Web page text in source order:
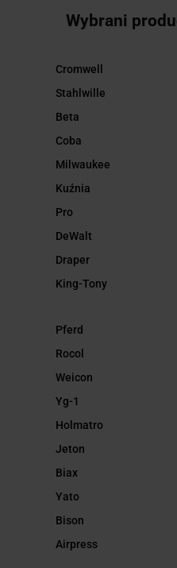
Wybrani
Cromwell
Stahlwille
Beta
Coba
Milwaukee
Kuźnia
Pro
DeWalt
Draper
King-Tony
Pferd
Rocol
Weicon
Yg-1
Holmatro
Jeton
Biax
Yato
Bison
Airpress